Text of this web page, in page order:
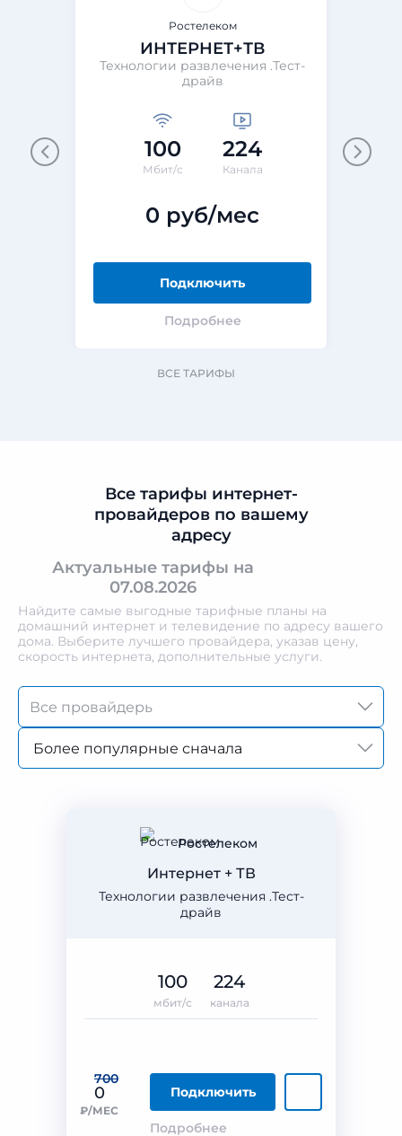
Ростелеком
ИНТЕРНЕТ+ТВ
Технологии развлечения .Тест-
драйв
100
Мбит/с
224
Канала
0 руб/мес
Подключить
Подробнее
ВСЕ ТАРИФЫ
Все тарифы интернет-
провайдеров по вашему
адресу
Актуальные тарифы на
07.08.2026
Найдите самые выгодные тарифные планы на
домашний интернет и телевидение по адресу вашего
дома. Выберите лучшего провайдера, указав цену,
скорость интернета, дополнительные услуги.
Более популярные сначала
Ростелеком
Технологии развлечения .Тест-
драйв
Интернет + ТВ
700
0
₽/МЕС
Подключить
Подробнее
100
мбит/с
224
канала